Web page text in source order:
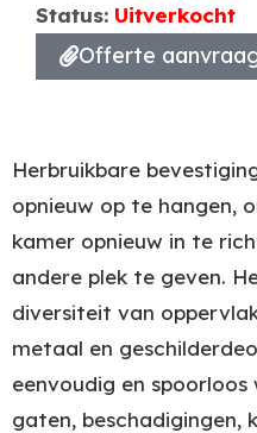
Status: Uitverkocht
Offerte
Herbruikbare
opnieuw op te hangen,
kamer opnieuw in te
andere plek te geven.
diversiteit van
metaal en
eenvoudig en
gaten, beschadigingen,